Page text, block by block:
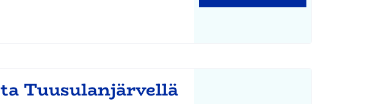
Tuusulanjärvellä